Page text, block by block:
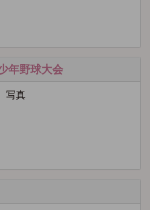
年野球大会
写真